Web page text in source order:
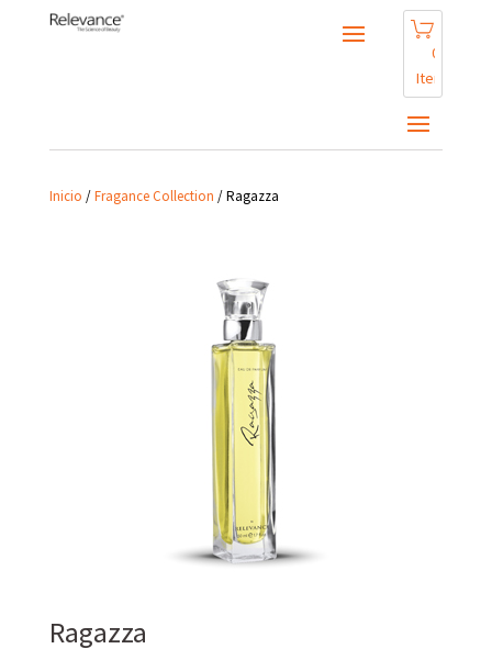
0
Items
Inicio /Fragance Collection /Ragazza
Ragazza